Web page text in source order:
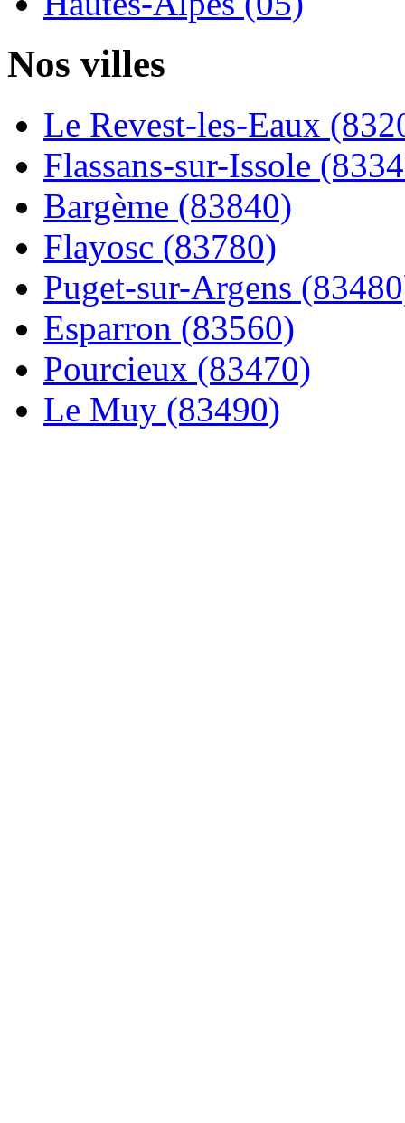
Nos villes
Le Revest-les-Eaux
Flassans-sur-Issole
Bargème (83840)
Flayosc (83780)
Puget-sur-Argens
Esparron (83560)
Pourcieux (83470)
Le Muy (83490)